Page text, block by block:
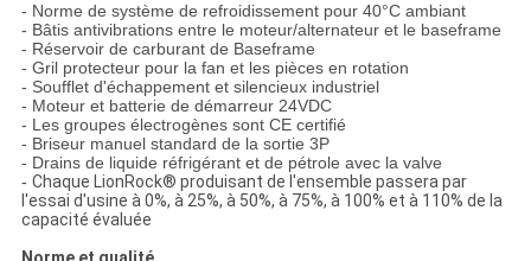
- Norme de système de refroidissement pour 40°C ambiant
- Bâtis antivibrations entre le moteur/alternateur et le baseframe
- Réservoir de carburant de Baseframe
- Gril protecteur pour la fan et les pièces en rotation
- Soufflet d'échappement et silencieux industriel
- Moteur et batterie de démarreur 24VDC
- Les groupes électrogènes sont CE certifié
- Briseur manuel standard de la sortie 3P
- Drains de liquide réfrigérant et de pétrole avec la valve
- Chaque LionRock® produisant de l'ensemble passera par
l'essai d'usine à 0%, à 25%, à 50%, à 75%, à 100% et à 110% de la
capacité évaluée